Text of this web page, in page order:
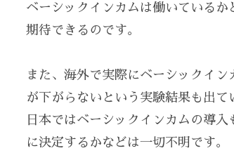
ベーシックインカムは働いている
期待できるのです。
また、海外で実際にベーシックイ
が下がらないという実験結果も出て
日本ではベーシックインカムの導
に決定するかなどは一切不明です。